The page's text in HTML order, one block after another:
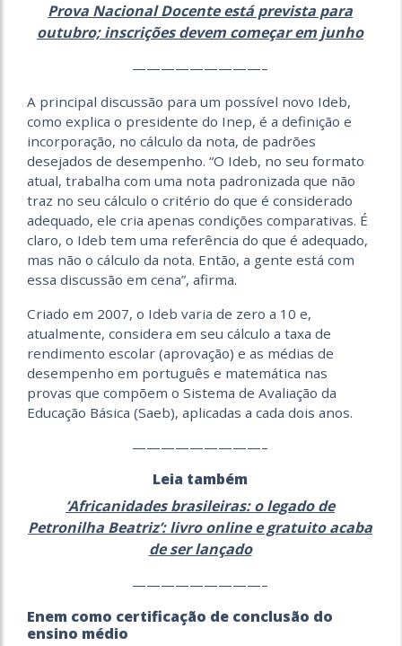
Prova Nacional Docente está prevista para
outubro; inscrições devem começar em junho
—————————–
A principal discussão para um possível novo Ideb,
como explica o presidente do Inep, é a definição e
incorporação, no cálculo da nota, de padrões
desejados de desempenho. “O Ideb, no seu formato
atual, trabalha com uma nota padronizada que não
traz no seu cálculo o critério do que é considerado
adequado, ele cria apenas condições comparativas. É
claro, o Ideb tem uma referência do que é adequado,
mas não o cálculo da nota. Então, a gente está com
essa discussão em cena”, afirma.
Criado em 2007, o Ideb varia de zero a 10 e,
atualmente, considera em seu cálculo a taxa de
rendimento escolar (aprovação) e as médias de
desempenho em português e matemática nas
provas que compõem o Sistema de Avaliação da
Educação Básica (Saeb), aplicadas a cada dois anos.
—————————–
Leia também
‘Africanidades brasileiras: o legado de
Petronilha Beatriz’: livro online e gratuito acaba
de ser lançado
—————————–
Enem como certificação de conclusão do
ensino médio